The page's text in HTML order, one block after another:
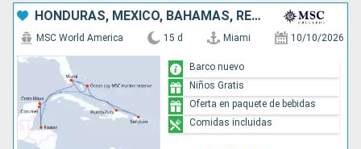
HONDURAS, MÉXICO, BAHAMAS, REPÚBLICA DOMINICANA, PUERTO RICO, ESTADOS UNIDOS
MSC World America 15 d Miami 10/10/2026
Barco nuevo
Niños Gratis
Oferta en paquete de bebidas
Comidas incluidas